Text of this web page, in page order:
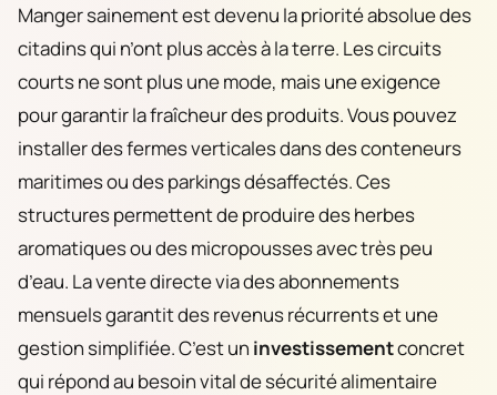
Manger sainement est devenu la priorité absolue des
citadins qui n’ont plus accès à la terre. Les circuits
courts ne sont plus une mode, mais une exigence
pour garantir la fraîcheur des produits. Vous pouvez
installer des fermes verticales dans des conteneurs
maritimes ou des parkings désaffectés. Ces
structures permettent de produire des herbes
aromatiques ou des micropousses avec très peu
d’eau. La vente directe via des abonnements
mensuels garantit des revenus récurrents et une
gestion simplifiée. C’est un investissementconcret
qui répond au besoin vital de sécurité alimentaire